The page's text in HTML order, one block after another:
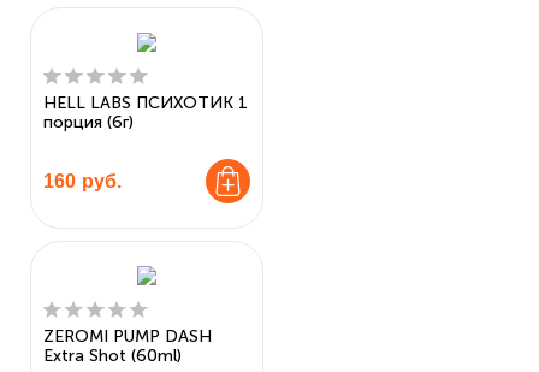
HELL LABS ПСИХОТИК 1
порция (6г)
160 руб.
ZEROMI PUMP DASH
Extra Shot (60ml)